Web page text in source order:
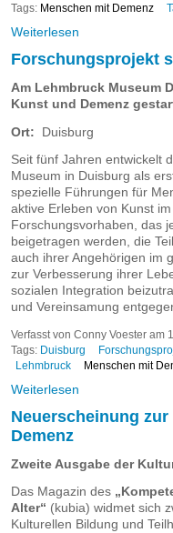
Tags: Menschen mit Demenz
Weiterlesen
Forschungsprojekt
Am Lehmbruck Museum
Kunst und Demenz
Ort:
Duisburg
Seit fünf Jahren entwickelt
Museum in Duisburg als
spezielle Führungen für
aktive Erleben von Kunst
Forschungsvorhaben, das
beigetragen werden, die
auch ihrer Angehörigen im
zur Verbesserung ihrer
sozialen Integration
und Vereinsamung
Verfasst von Conny Voester am
Tags: Duisburg
Lehmbruck
Menschen mit
Weiterlesen
Neuerscheinung
Demenz
Zweite Ausgabe der
Das Magazin des
Alter“ (kubia) widmet sich
Kulturellen Bildung und